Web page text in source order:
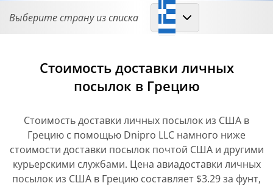
Выберите страну из списка
Стоимость доставки личных
посылок в Грецию
Cтоимость доставки личных посылок из США в
Грецию с помощью Dnipro LLC намного ниже
стоимости доставки посылок почтой США и другими
курьерскими службами. Цена авиадоставки личных
посылок из США в Грецию составляет $3.29 за фунт,